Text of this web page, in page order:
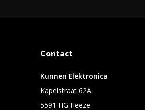
Contact
Kunnen Elektronica
Kapelstraat 62A
5591 HG Heeze